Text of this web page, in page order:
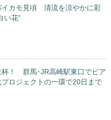
イカモ見頃 清流を涼やかに彩
い花”
杯！ 群馬･JR高崎駅東口でビア
ロジェクトの一環で20日まで